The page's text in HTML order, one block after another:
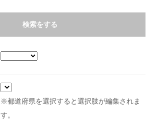
検索をする
※都道府県を選択すると選択肢が編集されま
す。